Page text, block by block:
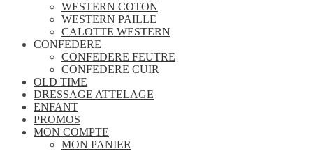
WESTERN COTON
WESTERN PAILLE
CALOTTE WESTERN
CONFEDERE
CONFEDERE FEUTRE
CONFEDERE CUIR
OLD TIME
DRESSAGE ATTELAGE
ENFANT
PROMOS
MON COMPTE
MON PANIER